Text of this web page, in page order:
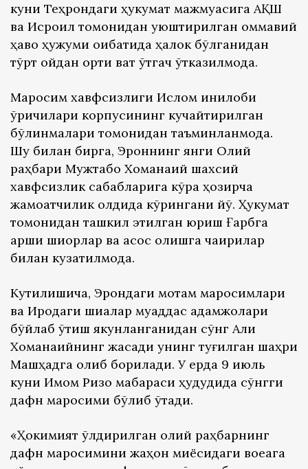
куни Теҳрондаги ҳукумат мажмуасига АҚШ
ва Исроил томонидан уюштирилган оммавий
ҳаво ҳужуми оқибатида ҳалок бўлганидан
тўрт ойдан ортиқ вақт ўтгач ўтказилмоқда.
Маросим хавфсизлиги Ислом инқилоби
қўриқчилари корпусининг кучайтирилган
бўлинмалари томонидан таъминланмоқда.
Шу билан бирга, Эроннинг янги Олий
раҳбари Мужтабо Хоманаий шахсий
хавфсизлик сабабларига кўра ҳозирча
жамоатчилик олдида кўрингани йўқ. Ҳукумат
томонидан ташкил этилган юриш Ғарбга
қарши шиорлар ва қасос олишга чақириқлар
билан кузатилмоқда.
Кутилишича, Эрондаги мотам маросимлари
ва Ироқдаги шиалар муқаддас қадамжолари
бўйлаб ўтиш якунланганидан сўнг Али
Хоманаийнинг жасади унинг туғилган шаҳри
Машҳадга олиб борилади. У ерда 9 июль
куни Имом Ризо мақбараси ҳудудида сўнгги
дафн маросими бўлиб ўтади.
«Ҳокимият ўлдирилган олий раҳбарнинг
дафн маросимини жаҳон миқёсидаги воқеага